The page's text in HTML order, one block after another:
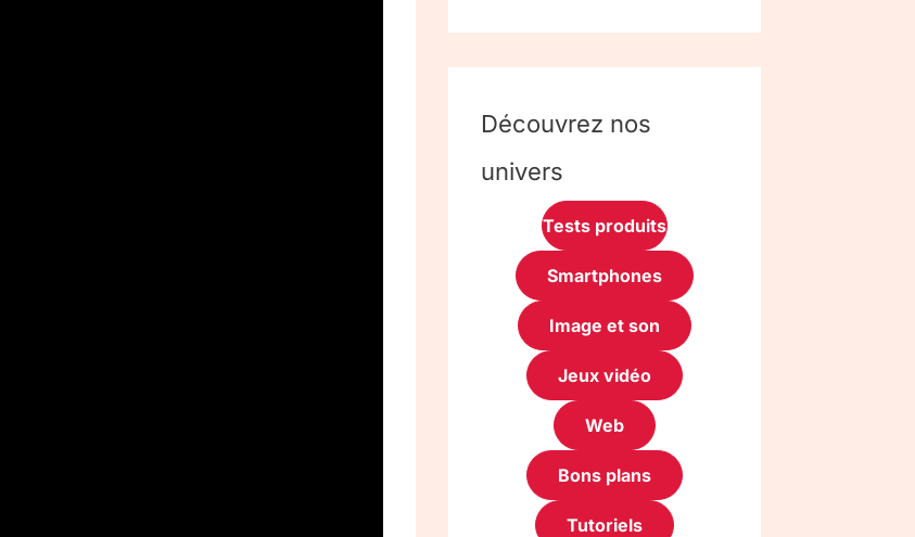
Découvrez nos
univers
Tests produits
Smartphones
Image et son
Jeux vidéo
Web
Bons plans
Tutoriels